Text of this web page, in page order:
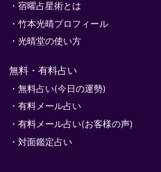
宿曜占星術とは
竹本光晴プロフィール
光晴堂の使い方
無料・有料占い
無料占い(今日の運勢)
有料メール占い
有料メール占い(お客様の声)
対面鑑定占い